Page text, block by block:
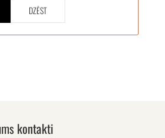
DZĒST
kontakti